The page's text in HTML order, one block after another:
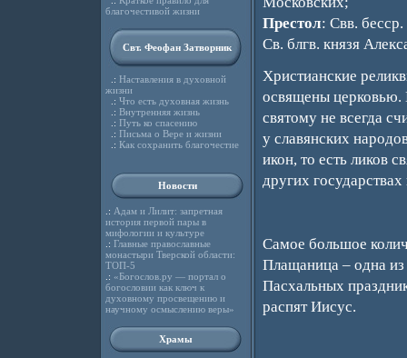
благочестивой жизни
Свт. Феофан Затворник
.: Наставления в духовной
жизни
.: Что есть духовная жизнь
.: Внутренняя жизнь
.: Путь ко спасению
.: Письма о Вере и жизни
.: Как сохранить благочестие
Новости
.: Адам и Лилит: запретная
история первой пары в
мифологии и культуре
.: Главные православные
монастыри Тверской области:
ТОП-5
.: «Богослов.ру — портал о
богословии как ключ к
духовному просвещению и
научному осмыслению веры»
Храмы
Престол: Свв.
Св. блгв. князя
Христианские
освящены церковью.
святому не всегда
у славянских
икон, то есть ликов
других
Самое большое
Плащаница – одна из
Пасхальных
распят Иисус.